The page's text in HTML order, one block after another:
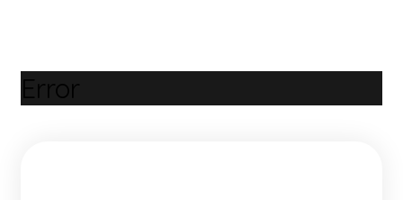
Error